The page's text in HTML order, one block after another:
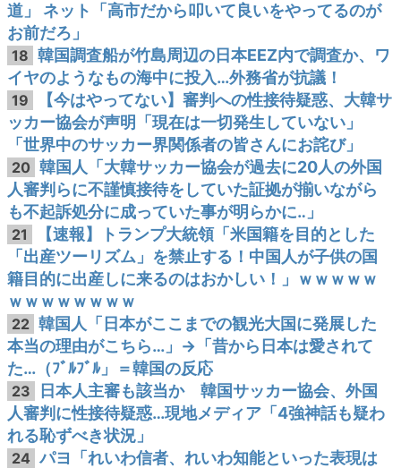
道」 ネット「高市だから叩いて良いをやってるのが
お前だろ」
18 韓国調査船が竹島周辺の日本EEZ内で調査か、ワ
イヤのようなもの海中に投入…外務省が抗議！
19
【今はやってない】審判への性接待疑惑、大韓サ
ッカー協会が声明「現在は一切発生していない」
「世界中のサッカー界関係者の皆さんにお詫び」
20 韓国人「大韓サッカー協会が過去に20人の外国
人審判らに不謹慎接待をしていた証拠が揃いながら
も不起訴処分に成っていた事が明らかに‥」
21
【速報】トランプ大統領「米国籍を目的とした
「出産ツーリズム」を禁止する！中国人が子供の国
籍目的に出産しに来るのはおかしい！」ｗｗｗｗｗ
ｗｗｗｗｗｗｗｗ
22 韓国人「日本がここまでの観光大国に発展した
本当の理由がこちら…」→「昔から日本は愛されて
た…（ﾌﾞﾙﾌﾞﾙ」＝韓国の反応
23
日本人主審も該当か 韓国サッカー協会、外国
人審判に性接待疑惑…現地メディア「4強神話も疑わ
れる恥ずべき状況」
24 パヨ「れいわ信者、れいわ知能といった表現は